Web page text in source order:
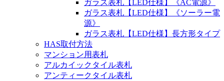
ガラス表札【LED仕様】《AC電源》
ガラス表札【LED仕様】《ソーラー電
源》
ガラス表札【LED仕様】長方形タイプ
HAS取付方法
マンション用表札
アルカイックタイル表札
アンティークタイル表札